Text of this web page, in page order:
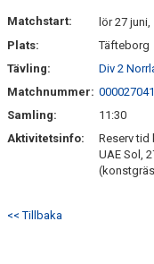
MATCHER
DIV 2 NORRLAND HÖST
Matchstart:
lör 27 juni,
Plats:
Täfteborg
Tävling:
Div 2
Matchnummer: 000027041
Samling:
11:30
Aktivitetsinfo:
Reserv tid
UAE Sol,
<< Tillbaka